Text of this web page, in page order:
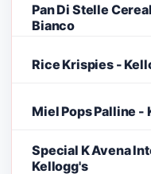
Pan Di Stelle
Bianco
Rice Krispies -
Miel Pops Palline -
Special K Avena
Kellogg's